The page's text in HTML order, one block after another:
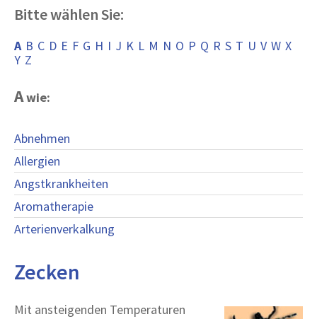
Bitte wählen Sie:
A B C D E F G H I J K L M N O P Q R S T U V W X
Y Z
Awie:
Abnehmen
Allergien
Angstkrankheiten
Aromatherapie
Arterienverkalkung
Zecken
Mit ansteigenden Temperaturen